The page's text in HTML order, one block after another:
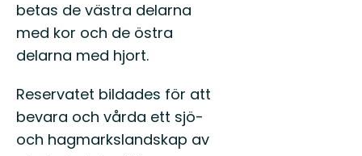
betas de västra delarna
med kor och de östra
delarna med hjort.
Reservatet bildades för att
bevara och vårda ett sjö-
och hagmarkslandskap av